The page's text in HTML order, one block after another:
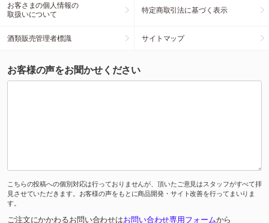
お客さまの個人情報の
取扱いについて
特定商取引法に基づく表示
酒類販売管理者標識 サイトマップ
お客様の声をお聞かせください
こちらの投稿への個別対応は行っておりませんが、頂いたご意見はスタッフがすべて拝
見させていただきます。お客様の声をもとに商品開発・サイト改善を行ってまいりま
す。
ご注文にかかわるお問い合わせはお問い合わせ専用フォームから